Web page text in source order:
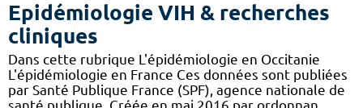
Epidémiologie VIH & recherches
cliniques
Dans cette rubrique L'épidémiologie en Occitanie
L'épidémiologie en France Ces données sont publiées
par Santé Publique France (SPF), agence nationale de